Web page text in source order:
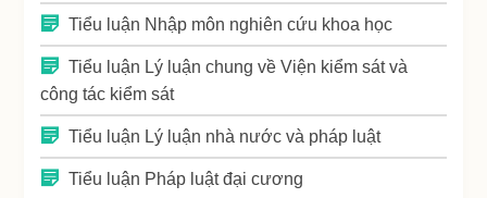
Tiểu luận Nhập môn nghiên cứu khoa học
Tiểu luận Lý luận chung về Viện kiểm sát và
công tác kiểm sát
Tiểu luận Lý luận nhà nước và pháp luật
Tiểu luận Pháp luật đại cương